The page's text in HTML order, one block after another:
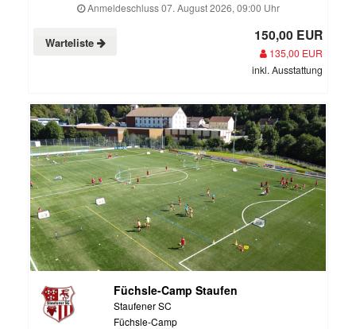
Anmeldeschluss 07. August 2026, 09:00 Uhr
Warteliste 150,00 EUR
135,00 EUR
inkl. Ausstattung
Füchsle-Camp Staufen
Staufener SC
Füchsle-Camp